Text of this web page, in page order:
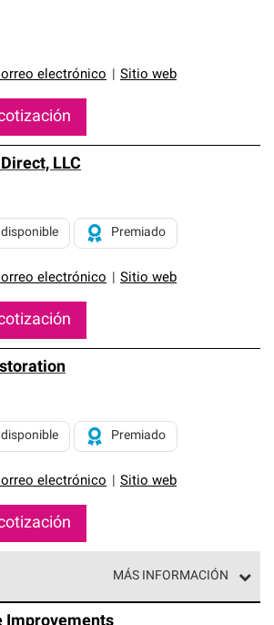
electrónico Sitio web
LLC
electrónico Sitio web
Premiado
electrónico Sitio web
Premiado
MÁS INFORMACIÓN